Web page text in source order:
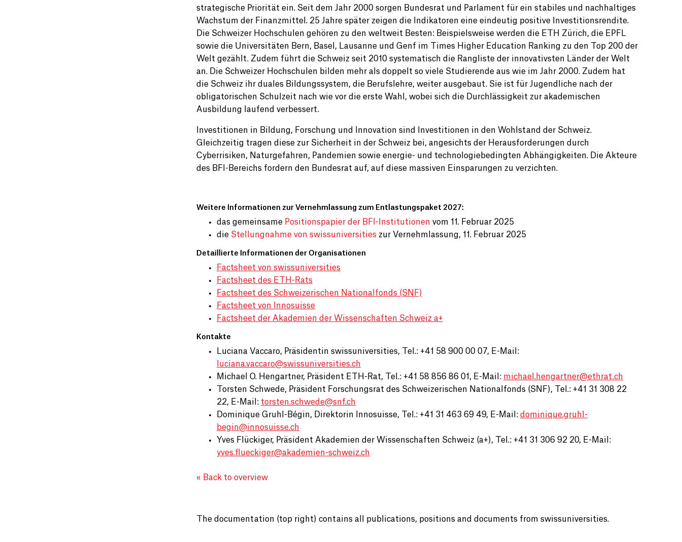
strategische Priorität ein. Seit dem Jahr 2000 sorgen Bundesrat und Parlament für ein stabiles und nachhaltiges
Wachstum der Finanzmittel. 25 Jahre später zeigen die Indikatoren eine eindeutig positive Investitionsrendite.
Die Schweizer Hochschulen gehören zu den weltweit Besten: Beispielsweise werden die ETH Zürich, die EPFL
sowie die Universitäten Bern, Basel, Lausanne und Genf im Times Higher Education Ranking zu den Top 200 der
Welt gezählt. Zudem führt die Schweiz seit 2010 systematisch die Rangliste der innovativsten Länder der Welt
an. Die Schweizer Hochschulen bilden mehr als doppelt so viele Studierende aus wie im Jahr 2000. Zudem hat
die Schweiz ihr duales Bildungssystem, die Berufslehre, weiter ausgebaut. Sie ist für Jugendliche nach der
obligatorischen Schulzeit nach wie vor die erste Wahl, wobei sich die Durchlässigkeit zur akademischen
Ausbildung laufend verbessert.
Investitionen in Bildung, Forschung und Innovation sind Investitionen in den Wohlstand der Schweiz.
Gleichzeitig tragen diese zur Sicherheit in der Schweiz bei, angesichts der Herausforderungen durch
Cyberrisiken, Naturgefahren, Pandemien sowie energie- und technologiebedingten Abhängigkeiten. Die Akteure
des BFI-Bereichs fordern den Bundesrat auf, auf diese massiven Einsparungen zu verzichten.
Weitere Informationen zur Vernehmlassung zum Entlastungspaket 2027:
das gemeinsame Positionspapier der BFI-Institutionen vom 11. Februar 2025
die Stellungnahme von swissuniversities zur Vernehmlassung, 11. Februar 2025
Detaillierte Informationen der Organisationen
Factsheet von swissuniversities
Factsheet des ETH-Rats
Factsheet des Schweizerischen Nationalfonds (SNF)
Factsheet von Innosuisse
Factsheet der Akademien der Wissenschaften Schweiz a+
Kontakte
Luciana Vaccaro, Präsidentin swissuniversities, Tel.: +41 58 900 00 07, E-Mail:
luciana.vaccaro@swissuniversities.ch
Michael O. Hengartner, Präsident ETH-Rat, Tel.: +41 58 856 86 01, E-Mail: michael.hengartner@ethrat.ch
Torsten Schwede, Präsident Forschungsrat des Schweizerischen Nationalfonds (SNF), Tel.: +41 31 308 22
22, E-Mail: torsten.schwede@snf.ch
Dominique Gruhl-Bégin, Direktorin Innosuisse, Tel.: +41 31 463 69 49, E-Mail: dominique.gruhl-
begin@innosuisse.ch
Yves Flückiger, Präsident Akademien der Wissenschaften Schweiz (a+), Tel.: +41 31 306 92 20, E-Mail:
yves.flueckiger@akademien-schweiz.ch
« Back to overview
The documentation (top right) contains all publications, positions and documents from swissuniversities.